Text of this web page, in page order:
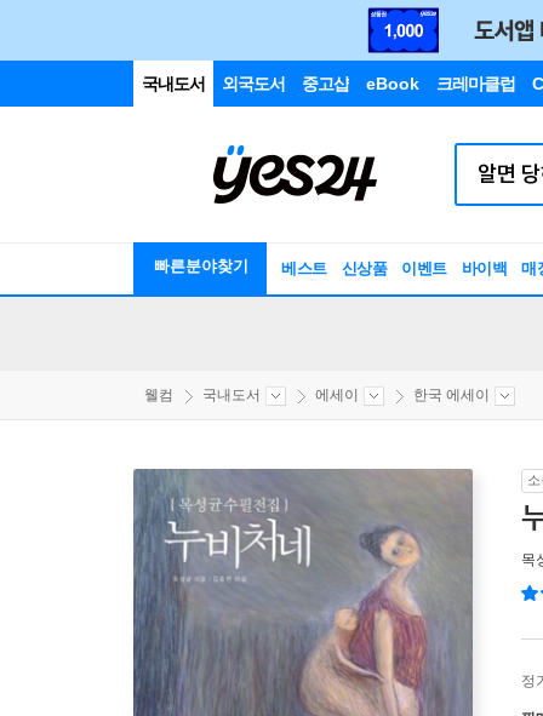
국내도서 외국도서 중고샵 eBook 크레마클럽
빠른분야찾기 베스트 신상품 이벤트 바이백 매
웰컴 국내도서 에세이 한국 에세이
목
정